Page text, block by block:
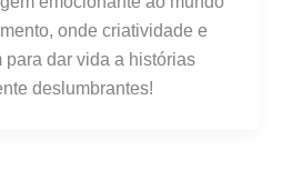
onde criatividade e
dar vida a histórias
deslumbrantes!